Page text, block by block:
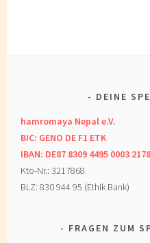
DEINE
hamromaya Nepal e.V.
BIC: GENO DE F1 ETK
IBAN: DE87 8309 4495 0003
Kto-Nr.: 3217868
BLZ: 830 944 95 (Ethik Bank)
FRAGEN ZUM